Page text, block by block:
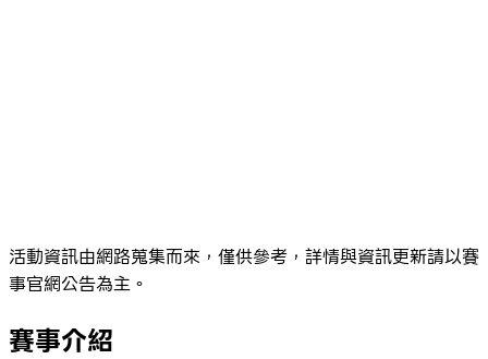
活動資訊由網路蒐集而來，僅供參考，詳情與資訊更新請以賽
事官網公告為主。
賽事介紹